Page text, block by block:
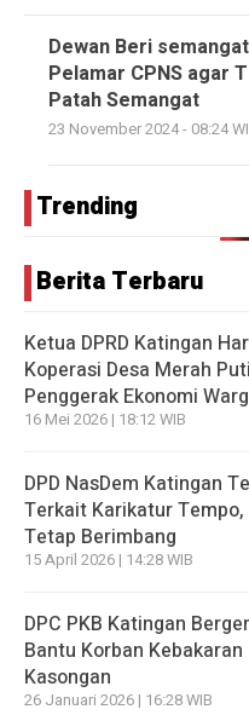
Dewan Beri
Pelamar CPNS agar
Patah Semangat
23 November 2024 - 08:24
Trending
Berita Terbaru
Ketua DPRD Katingan
Koperasi Desa Merah
Penggerak Ekonomi
16 Mei 2026 | 18:12 WIB
DPD NasDem Katingan
Terkait Karikatur Tempo,
Tetap Berimbang
15 April 2026 | 14:28 WIB
DPC PKB Katingan
Bantu Korban Kebakaran
Kasongan
26 Januari 2026 | 16:28 WIB